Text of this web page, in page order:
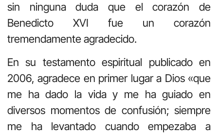
sin ninguna duda que el corazón de
Benedicto XVI fue un corazón
tremendamente agradecido.
En su testamento espiritual publicado en
2006, agradece en primer lugar a Dios «que
me ha dado la vida y me ha guiado en
diversos momentos de confusión; siempre
me ha levantado cuando empezaba a